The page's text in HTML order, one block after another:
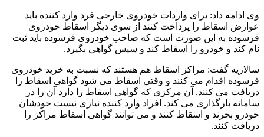
وی ادامه داد: برای واردات خودروی خارجی فرد وارد کننده باید
عوارض اسقاط را پرداخت کنند از سوی دیگر اسقاط خودروی
فرسوده به این صورت است که صاحب خودروی فرسوده باید ثبت
نام کند و خودرو را اسقاط کند و سپس گواهی بگیرد.
سالاریه گفت: مراکز اسقاط هم هستند که نسبت به خرید خودروی
فرسوده اقدام می کنند و وقتی اسقاط می شود گواهی اسقاط را
دریافت می کنند. آن مرکزی که گواهی اسقاط را دارد آن را در
سامانه بارگذاری می کند. افراد وارد کننده نیازی نیست خودشان
خودرو بخرند و اسقاط کنند و می توانند گواهی اسقاط مراکز را
دریافت کنند.